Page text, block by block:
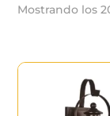
Mostrando los